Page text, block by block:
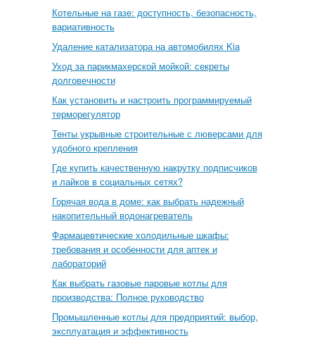
Котельные на газе: доступность, безопасность,
вариативность
Удаление катализатора на автомобилях Kia
Уход за парикмахерской мойкой: секреты
долговечности
Как установить и настроить программируемый
терморегулятор
Тенты укрывные строительные с люверсами для
удобного крепления
Где купить качественную накрутку подписчиков
и лайков в социальных сетях?
Горячая вода в доме: как выбрать надежный
накопительный водонагреватель
Фармацевтические холодильные шкафы:
требования и особенности для аптек и
лабораторий
Как выбрать газовые паровые котлы для
производства: Полное руководство
Промышленные котлы для предприятий: выбор,
эксплуатация и эффективность